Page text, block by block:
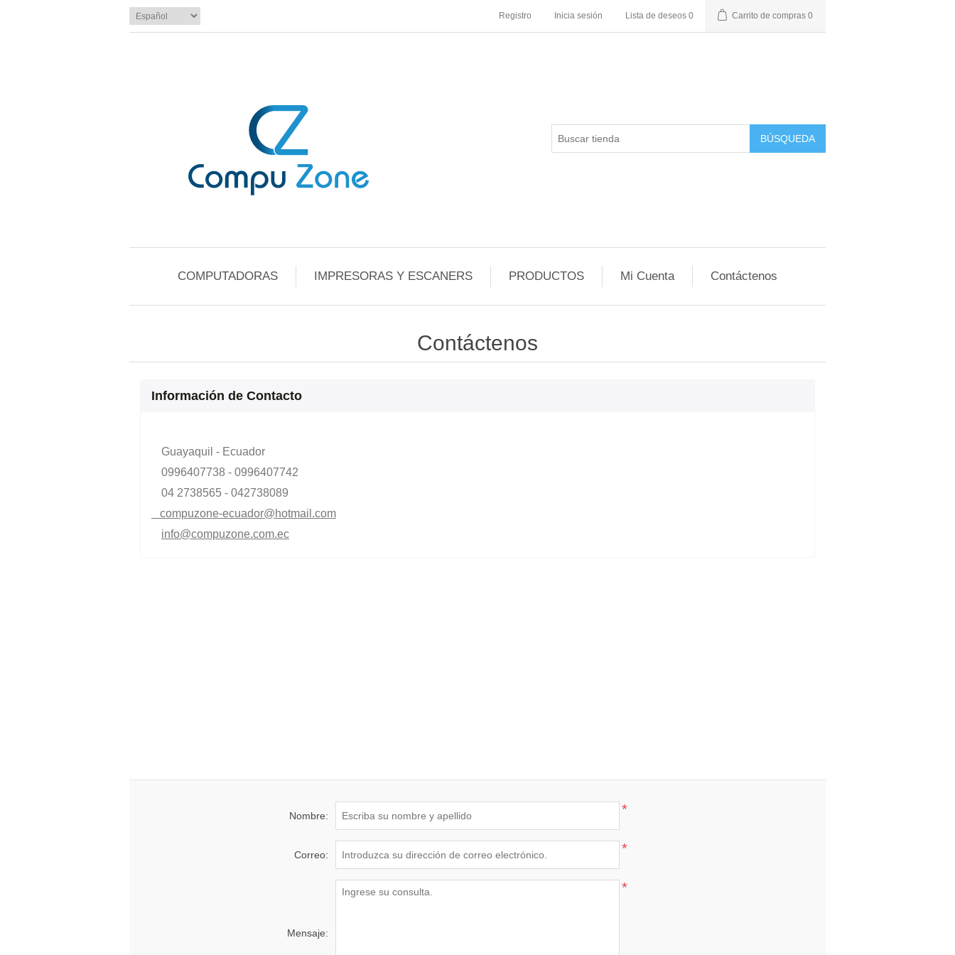
Registro Inicia sesión Lista de deseos 0 Carrito de compras 0
BÚSQUEDA
COMPUTADORAS IMPRESORAS Y ESCANERS PRODUCTOS Mi Cuenta Contáctenos
Contáctenos
Información de Contacto
Guayaquil - Ecuador
0996407738 - 0996407742
04 2738565 - 042738089
compuzone-ecuador@hotmail.com
info@compuzone.com.ec
Nombre: *
Correo: *
Mensaje:
*